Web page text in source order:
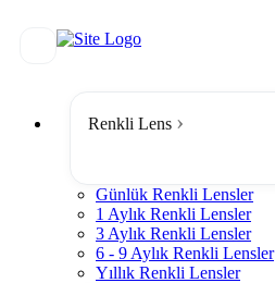
Renkli Lens
Günlük Renkli Lensler
1 Aylık Renkli Lensler
3 Aylık Renkli Lensler
6 - 9 Aylık Renkli Lensler
Yıllık Renkli Lensler